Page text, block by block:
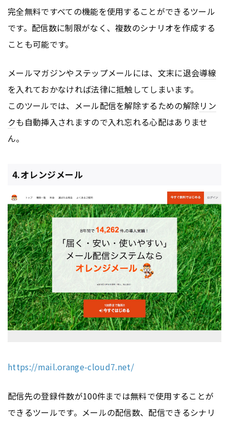
完全無料ですべての機能を使用することができるツール
です。配信数に制限がなく、複数のシナリオを作成する
ことも可能です。
メールマガジンやステップメールには、文末に退会導線
を入れておかなければ法律に抵触してしまいます。
このツールでは、メール配信を解除するための解除リン
クも自動挿入されますので入れ忘れる心配はありませ
ん。
4.オレンジメール
https://mail.orange-cloud7.net/
配信先の登録件数が100件までは無料で使用することが
できるツールです。メールの配信数、配信できるシナリ